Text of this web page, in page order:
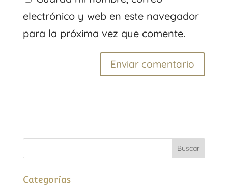
electrónico y web en este navegador
para la próxima vez que comente.
Categorías